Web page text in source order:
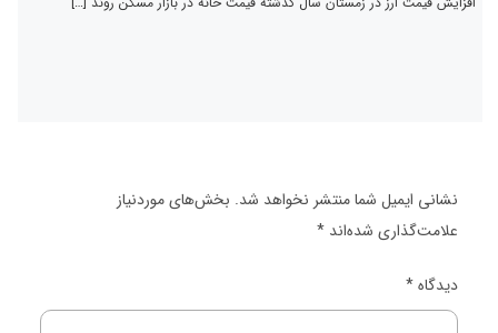
نشانی ایمیل شما منتشر نخواهد شد. بخش‌های موردنیاز
علامت‌گذاری شده‌اند *
دیدگاه*